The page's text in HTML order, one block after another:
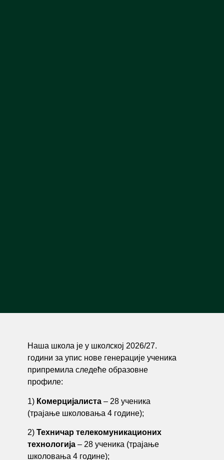
Наша школа је у школској 2026/27.
години за упис нове генерације ученика
припремила следеће образовне
профиле:
1) Комерцијалиста– 28 ученика
(трајање школовања 4 године);
2) Техничар телекомуникационих
технологија– 28 ученика (трајање
школовања 4 године);